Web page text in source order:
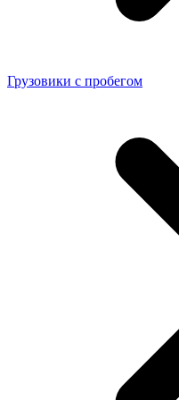
Грузовики с пробегом